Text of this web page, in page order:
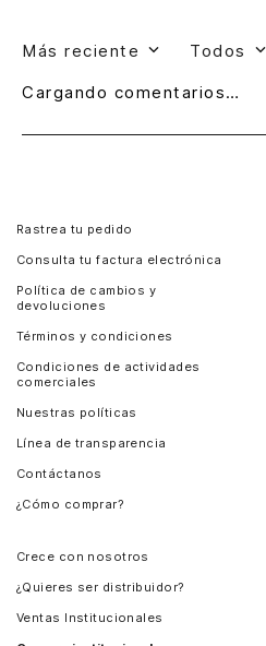
Más reciente Todos
Cargando comentarios…
Rastrea tu pedido
Consulta tu factura electrónica
Política de cambios y
devoluciones
Términos y condiciones
Condiciones de actividades
comerciales
Nuestras políticas
Línea de transparencia
Contáctanos
¿Cómo comprar?
Crece con nosotros
¿Quieres ser distribuidor?
Ventas Institucionales